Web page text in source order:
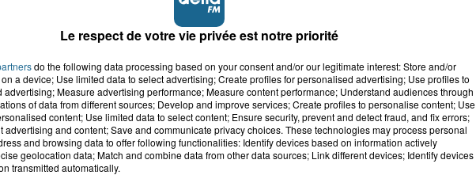
Le respect de votre vie privée est notre priorité
do the following data processing based on your consent and/or our legitimate interest: Store and/or
a device; Use limited data to select advertising; Create profiles for personalised advertising; Use profiles to
advertising; Measure advertising performance; Measure content performance; Understand audiences through
of data from different sources; Develop and improve services; Create profiles to personalise content; Use
content; Use limited data to select content; Ensure security, prevent and detect fraud, and fix errors;
advertising and content; Save and communicate privacy choices. These technologies may process personal
and browsing data to offer following functionalities: Identify devices based on information actively
geolocation data; Match and combine data from other data sources; Link different devices; Identify devices
transmitted automatically.